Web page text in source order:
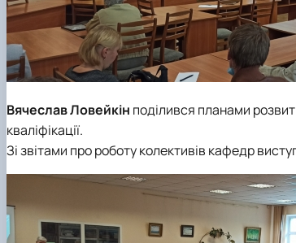
Вячеслав Ловейкін поділився планами
кваліфікації.
Зі звітами про роботу колективів кафедр